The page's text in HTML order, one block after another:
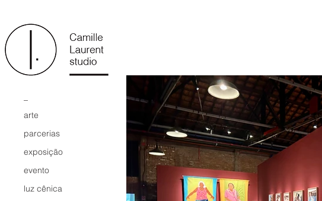
arte
parcerias
exposição
evento
luz cênica